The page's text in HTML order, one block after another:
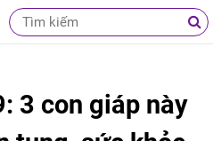
3 con giáp này